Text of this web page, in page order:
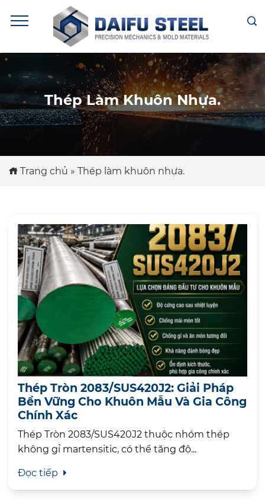
Thép Làm Khuôn Nhựa.
Trang chủ » Thép làm khuôn nhựa.
Thép Tròn 2083/SUS420J2: Giải Pháp
Bền Vững Cho Khuôn Mẫu Và Gia Công
Chính Xác
Thép Tròn 2083/SUS420J2 thuộc nhóm thép
không gỉ martensitic, có thể tăng độ...
Đọc tiếp